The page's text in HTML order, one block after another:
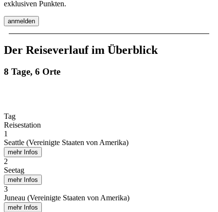
exklusiven Punkten.
anmelden
Der Reiseverlauf im Überblick
8 Tage, 6 Orte
Tag
Reisestation
1
Seattle (Vereinigte Staaten von Amerika)
mehr Infos
2
Seetag
mehr Infos
3
Juneau (Vereinigte Staaten von Amerika)
mehr Infos